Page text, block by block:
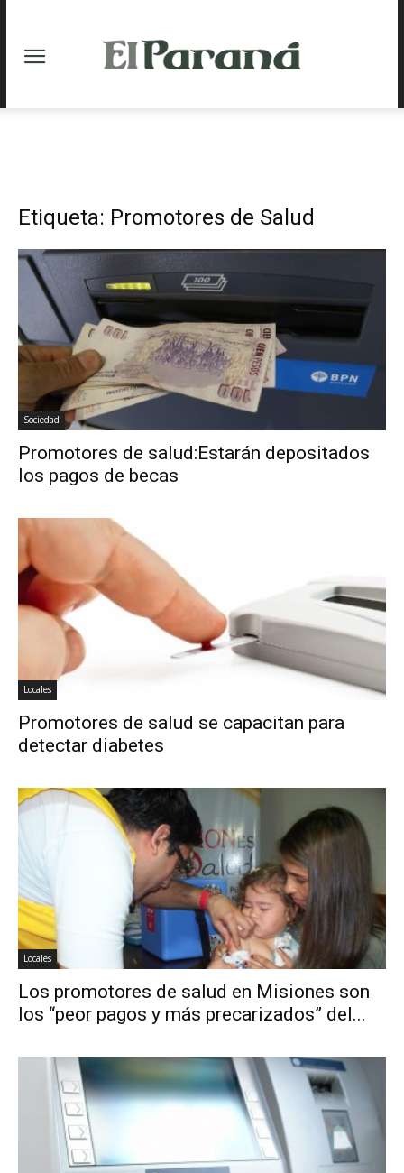
Etiqueta: Promotores de Salud
Sociedad
Promotores de salud:Estarán depositados
los pagos de becas
Locales
Promotores de salud se capacitan para
detectar diabetes
Locales
Los promotores de salud en Misiones son
los “peor pagos y más precarizados” del...